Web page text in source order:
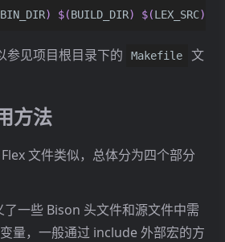
BIN_DIR) $(BUILD_DIR) $(LEX_SRC)
见项目根目录下的 Makefile
文
方法
文件类似，总体分为四个部分
一些 Bison 头文件和源文件中需
量，一般通过 include 外部宏的方